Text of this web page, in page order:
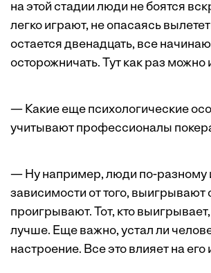
на этой стадии люди не боятся
легко играют, не опасаясь
остается двенадцать, все
осторожничать. Тут как раз можно
— Какие еще психологические
учитывают профессионалы
— Ну например, люди по-разному
зависимости от того, выигрывают
проигрывают. Тот, кто
лучше. Еще важно, устал ли
настроение. Все это влияет на его